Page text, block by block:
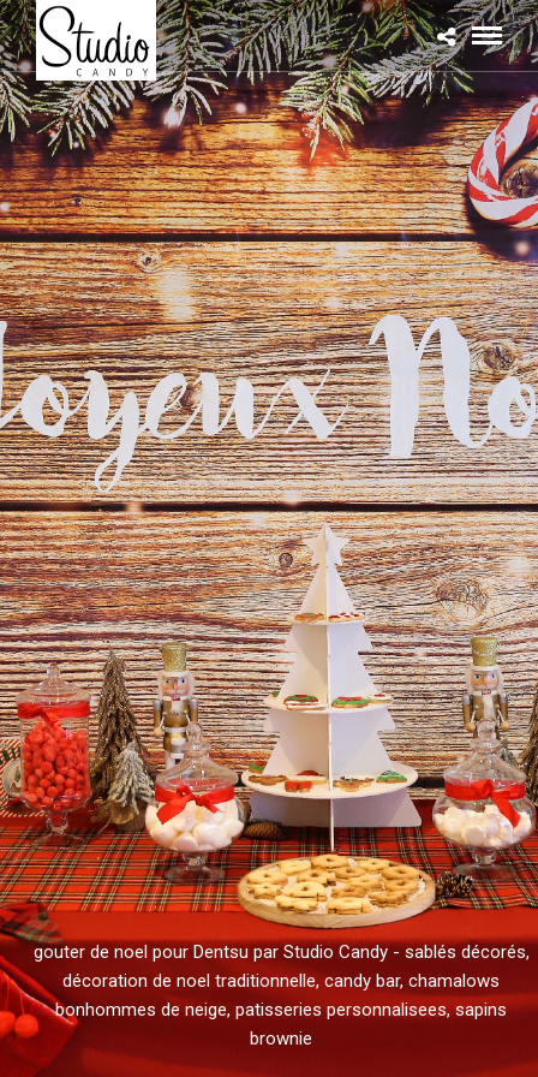
gouter de noel pour Dentsu par Studio Candy - sablés décorés,
décoration de noel traditionnelle, candy bar, chamalows
bonhommes de neige, patisseries personnalisees, sapins
brownie